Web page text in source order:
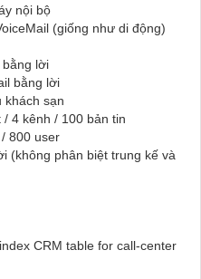
nội bộ
(giống như di động)
bằng lời
bằng lời
khách sạn
4 kênh / 100 bản tin
800 user
(không phân biệt trung kế và
CRM table for call-center